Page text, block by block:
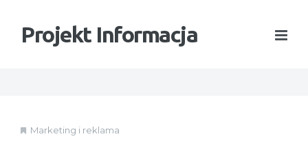
Projekt Informacja
Marketing i reklama